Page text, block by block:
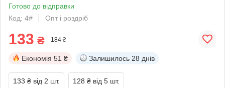
Готово до відправки
Код: 4#
Опт і роздріб
133 ₴ 184 ₴
Економія 51 ₴ Залишилось 28 днів
133 ₴ від 2 шт. 128 ₴ від 5 шт.